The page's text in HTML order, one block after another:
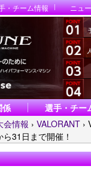
・チーム情報 ニュ
係 選手・チー
会情報 › VALORANT ›
31日まで開催！